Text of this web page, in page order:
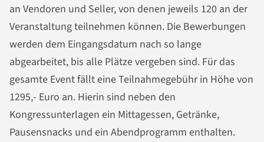
an Vendoren und Seller, von denen jeweils 120 an der
Veranstaltung teilnehmen können. Die Bewerbungen
werden dem Eingangsdatum nach so lange
abgearbeitet, bis alle Plätze vergeben sind. Für das
gesamte Event fällt eine Teilnahmegebühr in Höhe von
1295,- Euro an. Hierin sind neben den
Kongressunterlagen ein Mittagessen, Getränke,
Pausensnacks und ein Abendprogramm enthalten.